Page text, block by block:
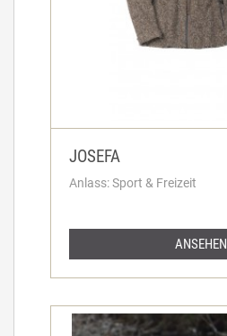
JOSEFA
Anlass: Sport & Freizeit
ANSEHEN